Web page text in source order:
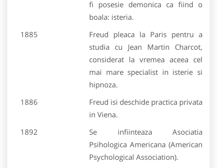
fi posesie demonica ca fiind o
boala: isteria.
1885
Freud pleaca la Paris pentru a
studia cu Jean Martin Charcot,
considerat la vremea aceea cel
mai mare specialist in isterie si
hipnoza.
1886
Freud isi deschide practica privata
in Viena.
1892
Se infiinteaza Asociatia
Psihologica Americana (American
Psychological Association).